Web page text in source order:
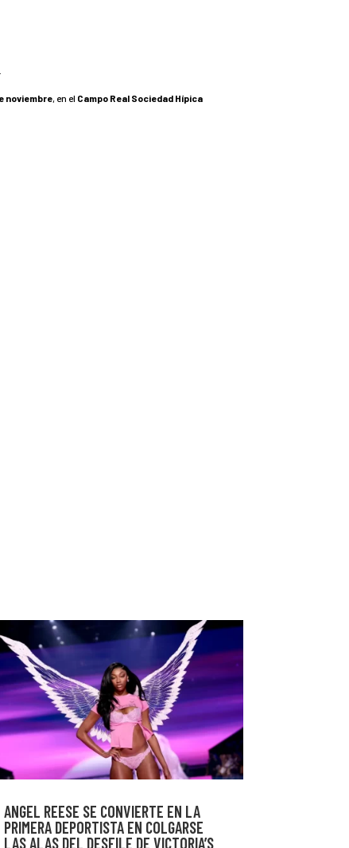
noviembre, en el Campo Real Sociedad Hípica
ANGEL REESE SE CONVIERTE EN LA
PRIMERA DEPORTISTA EN COLGARSE
LAS ALAS DEL DESFILE DE VICTORIA’S